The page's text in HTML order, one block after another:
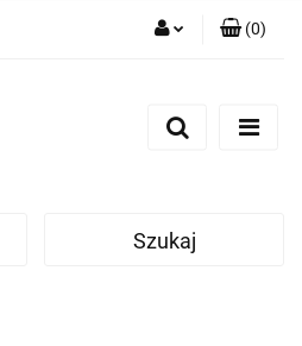
Zarejestruj się
(0)
Szukaj